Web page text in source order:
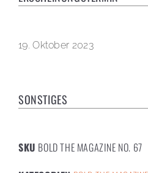
19. Oktober 2023
SONSTIGES
SKU BOLD THE MAGAZINE NO. 67